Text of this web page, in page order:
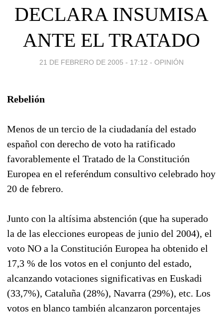
DECLARA INSUMISA
ANTE EL TRATADO
21 DE FEBRERO DE 2005 - 17:12 - OPINIÓN
Rebelión
Menos de un tercio de la ciudadanía del estado
español con derecho de voto ha ratificado
favorablemente el Tratado de la Constitución
Europea en el referéndum consultivo celebrado hoy
20 de febrero.
Junto con la altísima abstención (que ha superado
la de las elecciones europeas de junio del 2004), el
voto NO a la Constitución Europea ha obtenido el
17,3 % de los votos en el conjunto del estado,
alcanzando votaciones significativas en Euskadi
(33,7%), Cataluña (28%), Navarra (29%), etc. Los
votos en blanco también alcanzaron porcentajes